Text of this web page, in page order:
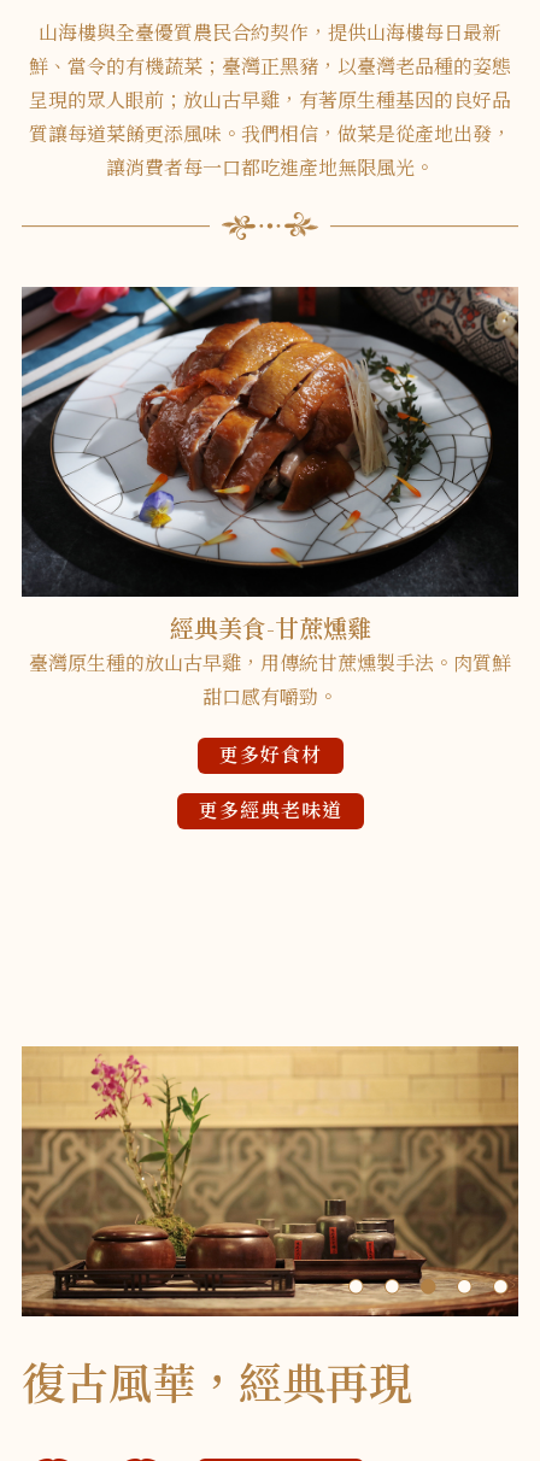
山海樓與全臺優質農民合約契作，提供山海樓每日最新
鮮、當令的有機蔬菜；臺灣正黑豬，以臺灣老品種的姿態
呈現的眾人眼前；放山古早雞，有著原生種基因的良好品
質讓每道菜餚更添風味。我們相信，做菜是從產地出發，
讓消費者每一口都吃進產地無限風光。
經典美食-山海珍寶鮮魚
將當天基隆崁仔頂來的現流魚去骨，塞入椴木香菇、臺灣
傳統的米苔目，外面則有滿滿的澎湖日曬蝦乾、青韮和提
更多好食材
復古風華，經典再現